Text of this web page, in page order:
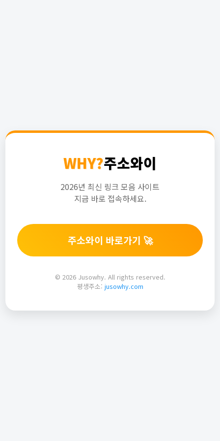
WHY?주소와이
2026년 최신 링크 모음 사이트
지금 바로 접속하세요.
주소와이 바로가기 🚀
© 2026 Jusowhy. All rights reserved.
평생주소: jusowhy.com